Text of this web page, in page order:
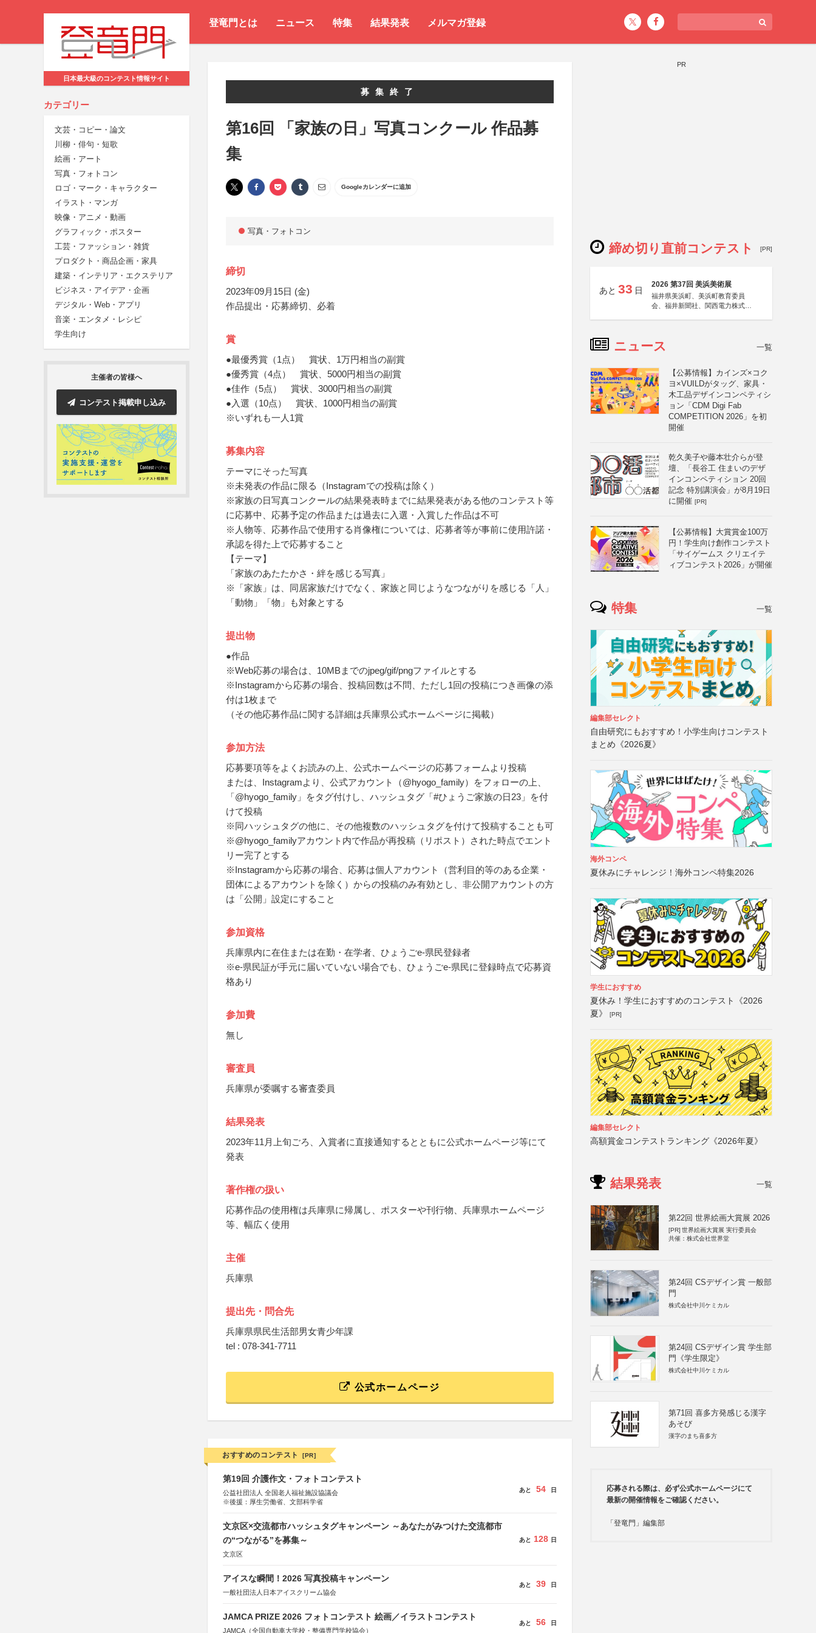
登竜門とは ニュース 特集 結果発表 メルマガ登録
日本最大級のコンテスト情報サイト
カテゴリー
文芸・コピー・論文
川柳・俳句・短歌
絵画・アート
写真・フォトコン
ロゴ・マーク・キャラクター
イラスト・マンガ
映像・アニメ・動画
グラフィック・ポスター
工芸・ファッション・雑貨
プロダクト・商品企画・家具
建築・インテリア・エクステリア
ビジネス・アイデア・企画
デジタル・Web・アプリ
音楽・エンタメ・レシピ
学生向け
主催者の皆様へ
コンテスト掲載申し込み
募集終了
第16回 「家族の日」写真コンクール 作品募
集
Googleカレンダーに追加
写真・フォトコン
締切
2023年09月15日 (金)
作品提出・応募締切、必着
賞
●最優秀賞（1点） 賞状、1万円相当の副賞
●優秀賞（4点） 賞状、5000円相当の副賞
●佳作（5点） 賞状、3000円相当の副賞
●入選（10点） 賞状、1000円相当の副賞
※いずれも一人1賞
募集内容
テーマにそった写真
※未発表の作品に限る（Instagramでの投稿は除く）
※家族の日写真コンクールの結果発表時までに結果発表がある他のコンテスト等
に応募中、応募予定の作品または過去に入選・入賞した作品は不可
※人物等、応募作品で使用する肖像権については、応募者等が事前に使用許諾・
承認を得た上で応募すること
【テーマ】
「家族のあたたかさ・絆を感じる写真」
※「家族」は、同居家族だけでなく、家族と同じようなつながりを感じる「人」
「動物」「物」も対象とする
提出物
●作品
※Web応募の場合は、10MBまでのjpeg/gif/pngファイルとする
※Instagramから応募の場合、投稿回数は不問、ただし1回の投稿につき画像の添
付は1枚まで
（その他応募作品に関する詳細は兵庫県公式ホームページに掲載）
参加方法
応募要項等をよくお読みの上、公式ホームページの応募フォームより投稿
または、Instagramより、公式アカウント（@hyogo_family）をフォローの上、
「@hyogo_family」をタグ付けし、ハッシュタグ「#ひょうご家族の日23」を付
けて投稿
※同ハッシュタグの他に、その他複数のハッシュタグを付けて投稿することも可
※@hyogo_familyアカウント内で作品が再投稿（リポスト）された時点でエント
リー完了とする
※Instagramから応募の場合、応募は個人アカウント（営利目的等のある企業・
団体によるアカウントを除く）からの投稿のみ有効とし、非公開アカウントの方
は「公開」設定にすること
参加資格
兵庫県内に在住または在勤・在学者、ひょうごe-県民登録者
※e-県民証が手元に届いていない場合でも、ひょうごe-県民に登録時点で応募資
格あり
参加費
無し
審査員
兵庫県が委嘱する審査委員
結果発表
2023年11月上旬ごろ、入賞者に直接通知するとともに公式ホームページ等にて
発表
著作権の扱い
応募作品の使用権は兵庫県に帰属し、ポスターや刊行物、兵庫県ホームページ
等、幅広く使用
主催
兵庫県
提出先・問合先
兵庫県県民生活部男女青少年課
tel : 078-341-7711
公式ホームページ
おすすめのコンテスト [PR]
第19回 介護作文・フォトコンテスト
公益社団法人 全国老人福祉施設協議会
※後援：厚生労働省、文部科学省
あと 54 日
文京区×交流都市ハッシュタグキャンペーン ～あなたがみつけた交流都市
の“つながる”を募集～
文京区
あと 128 日
アイスな瞬間！2026 写真投稿キャンペーン
一般社団法人日本アイスクリーム協会
あと 39 日
JAMCA PRIZE 2026 フォトコンテスト 絵画／イラストコンテスト
JAMCA（全国自動車大学校・整備専門学校協会）
あと 56 日
PR
締め切り直前コンテスト [PR]
あと 33 日
2026 第37回 美浜美術展
福井県美浜町、美浜町教育委員
会、福井新聞社、関西電力株式会
ニュース 一覧
【公募情報】カインズ×コク
ヨ×VUILDがタッグ、家具・
木工品デザインコンペティシ
ョン「CDM Digi Fab
COMPETITION 2026」を初
開催
乾久美子や藤本壮介らが登
壇、「長谷工 住まいのデザ
インコンペティション 20回
記念 特別講演会」が8月19日
に開催 [PR]
【公募情報】大賞賞金100万
円！学生向け創作コンテスト
「サイゲームス クリエイテ
ィブコンテスト2026」が開催
特集 一覧
編集部セレクト
自由研究にもおすすめ！小学生向けコンテスト
まとめ《2026夏》
海外コンペ
夏休みにチャレンジ！海外コンペ特集2026
学生におすすめ
夏休み！学生におすすめのコンテスト《2026
夏》
[PR]
編集部セレクト
高額賞金コンテストランキング《2026年夏》
結果発表 一覧
第22回 世界絵画大賞展 2026
[PR] 世界絵画大賞展 実行委員会
共催：株式会社世界堂
第24回 CSデザイン賞 一般部
門
株式会社中川ケミカル
第24回 CSデザイン賞 学生部
門《学生限定》
株式会社中川ケミカル
第71回 喜多方発感じる漢字
あそび
漢字のまち喜多方
応募される際は、必ず公式ホームページにて
最新の開催情報をご確認ください。
「登竜門」編集部